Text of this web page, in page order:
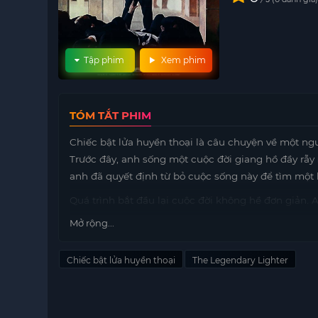
Xem phim
Tập phim
TÓM TẮT PHIM
Chiếc bật lửa huyền thoại là câu chuyện về một
Trước đây, anh sống một cuộc đời giang hồ đầy
anh đã quyết định từ bỏ cuộc sống này để tìm
quan hệ với gia đình đến việc tìm kiếm một công
Trong hành trình này, người đàn ông đã gặp gỡ
Mở rộng...
Chiếc bật lửa huyền thoại The Legendary Lighter